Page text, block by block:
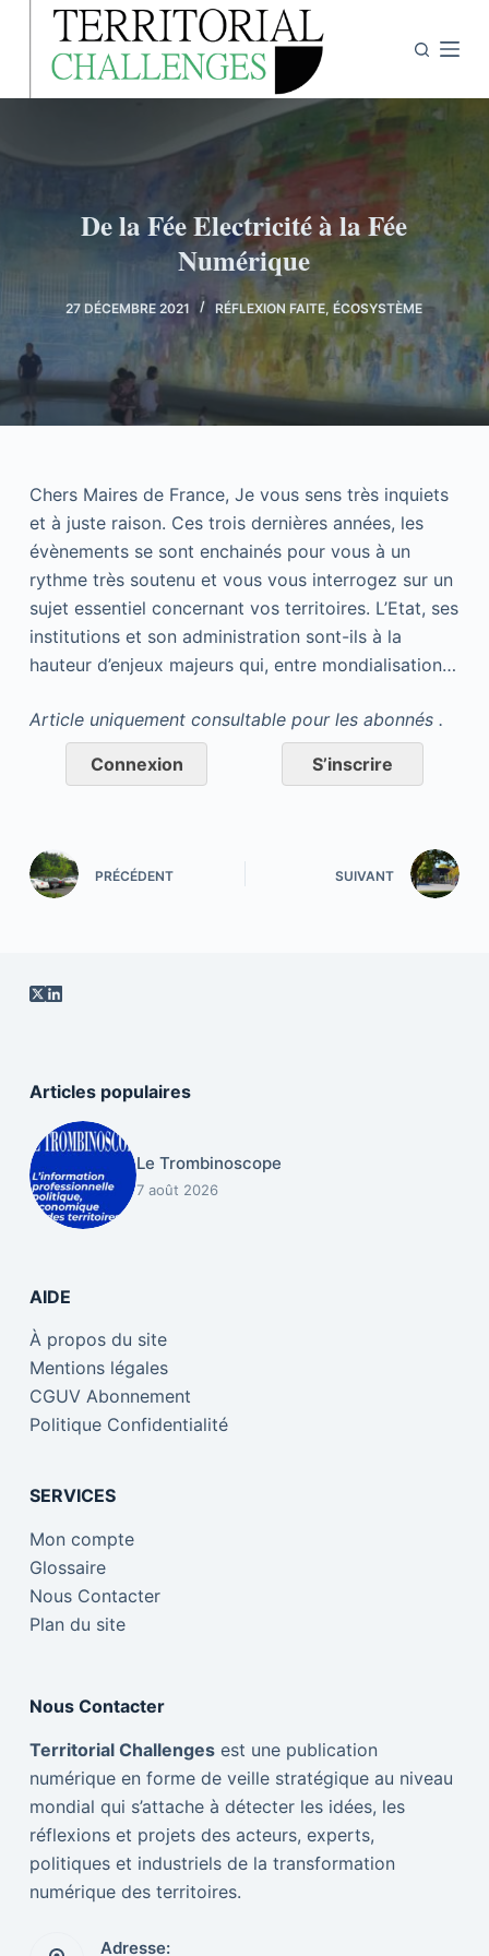
t
e
n
u
De la Fée Electricité à la Fée
Numérique
27 DÉCEMBRE 2021 RÉFLEXION FAITE,ÉCOSYSTÈME
Chers Maires de France, Je vous sens très inquiets
et à juste raison. Ces trois dernières années, les
évènements se sont enchainés pour vous à un
rythme très soutenu et vous vous interrogez sur un
sujet essentiel concernant vos territoires. L’Etat, ses
institutions et son administration sont-ils à la
hauteur d’enjeux majeurs qui, entre mondialisation…
Article uniquement consultable pour les abonnés .
Connexion S’inscrire
PRÉCÉDENT SUIVANT
Articles populaires
Le Trombinoscope
7 août 2026
AIDE
À propos du site
Mentions légales
CGUV Abonnement
Politique Confidentialité
SERVICES
Mon compte
Glossaire
Nous Contacter
Plan du site
Nous Contacter
Territorial Challengesest une publication
numérique en forme de veille stratégique au niveau
mondial qui s’attache à détecter les idées, les
réflexions et projets des acteurs, experts,
politiques et industriels de la transformation
numérique des territoires.
Adresse: